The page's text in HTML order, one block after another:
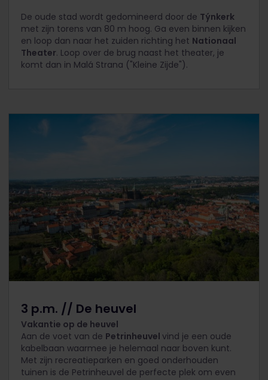
De oude stad wordt gedomineerd door de Týnkerk
met zijn torens van 80 m hoog. Ga even binnen kijken
en loop dan naar het zuiden richting het Nationaal
Theater. Loop over de brug naast het theater, je
komt dan in Malá Strana ("Kleine Zijde").
3 p.m. // De heuvel
Vakantie op de heuvel
Aan de voet van de Petrinheuvel vind je een oude
kabelbaan waarmee je helemaal naar boven kunt.
Met zijn recreatieparken en goed onderhouden
tuinen is de Petrinheuvel de perfecte plek om even